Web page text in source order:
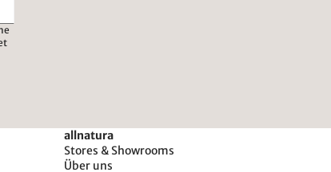
allnatura
Stores & Showrooms
Über uns